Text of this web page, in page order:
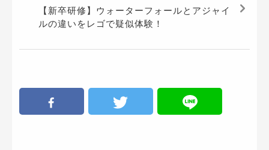
【新卒研修】ウォーターフォールとアジャイ
ルの違いをレゴで疑似体験！